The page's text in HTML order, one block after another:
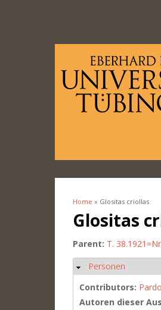
You are here
Home » Glositas criollas
Glositas
Parent: T.
Hide
Personen
Contributors:
Autoren dieser